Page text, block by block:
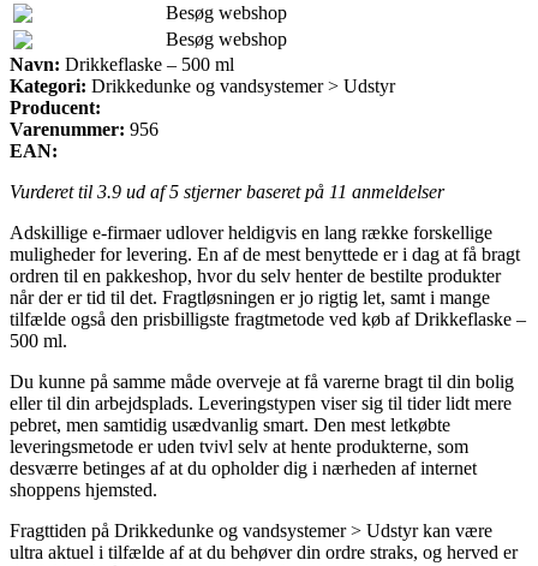
Besøg webshop
Besøg webshop
Navn: Drikkeflaske – 500 ml
Kategori: Drikkedunke og vandsystemer > Udstyr
Producent:
Varenummer: 956
EAN:
Vurderet til 3.9 ud af 5 stjerner baseret på 11 anmeldelser
Adskillige e-firmaer udlover heldigvis en lang række forskellige
muligheder for levering. En af de mest benyttede er i dag at få bragt
ordren til en pakkeshop, hvor du selv henter de bestilte produkter
når der er tid til det. Fragtløsningen er jo rigtig let, samt i mange
tilfælde også den prisbilligste fragtmetode ved køb af Drikkeflaske –
500 ml.
Du kunne på samme måde overveje at få varerne bragt til din bolig
eller til din arbejdsplads. Leveringstypen viser sig til tider lidt mere
pebret, men samtidig usædvanlig smart. Den mest letkøbte
leveringsmetode er uden tvivl selv at hente produkterne, som
desværre betinges af at du opholder dig i nærheden af internet
shoppens hjemsted.
Fragttiden på Drikkedunke og vandsystemer > Udstyr kan være
ultra aktuel i tilfælde af at du behøver din ordre straks, og herved er